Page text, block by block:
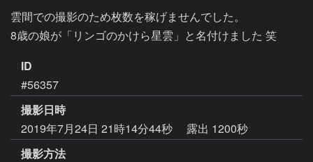
雲間での撮影のため枚数を稼げませんでした。
8歳の娘が「リンゴのかけら星雲」と名付けました 笑
ID
#56357
撮影日時
2019年7月24日 21時14分44秒
露出 1200秒
撮影方法